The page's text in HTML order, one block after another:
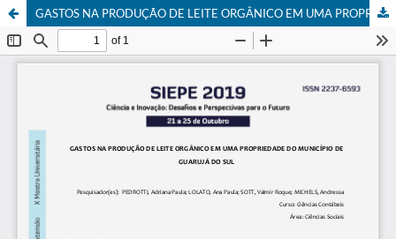
GASTOS NA PRODUÇÃO DE LEITE ORGÂNICO EM UMA PROPRIEDADE DO MUNICÍPIO DE GUARUJÁ DO SUL